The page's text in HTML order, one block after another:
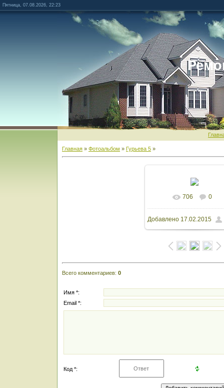
Пятница, 07.08.2026, 22:23
Главная » Фотоальбом » Гурьева 5 »
В реальном
1600x1200/ 137.6Kb
706 0
Добавлено17.02.2015
Всего комментариев: 0
Имя *:
Email *:
Код *: